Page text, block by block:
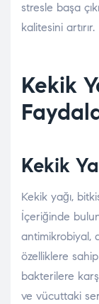
stresle başa
kalitesini artırır.
Kekik
Kekik
Kekik yağı,
İçeriğinde
antimikrobiyal,
özelliklere
bakterilere
ve vücuttaki